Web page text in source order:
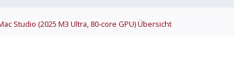
Studio (2025 M3 Ultra, 80-core GPU)Übersicht